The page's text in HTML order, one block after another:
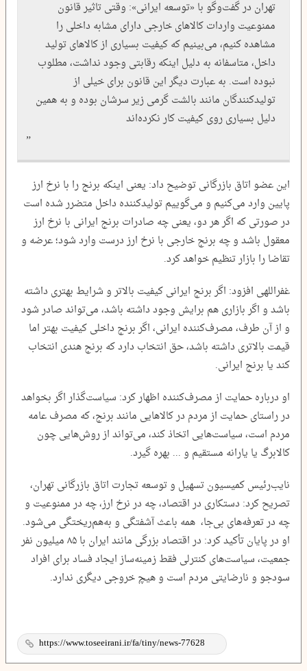
تهران در گفت‌وگو با «توسعه ایرانی»: وقتی تاثیر قانون
ممنوعیت واردات کالاهای خارجی دارای مشابه داخلی را
مشاهده کنیم، می‌بینیم که کیفیت بسیاری از کالاهای تولید
داخل، متاسفانه به دلیل اینکه رقابتی وجود نداشت، مطلوب
نبوده است. به عبارت دیگر این قانون برای خیلی از
تولیدکنندگان مانند بالشت گرمی زیر سرشان بوده و به همین
دلیل بسیاری روی کیفیت کار نکرده‌اند
این عضو اتاق بازرگانی توضیح داد: یعنی اینکه برنج را با نرخ ارز
پایین وارد می‌کنیم و می‌گوییم تولیدکننده داخل متضرر شده است
در صورتی که اگر هر دو، یعنی چه صادرات برنج ایرانی با نرخ ارز
معقول باشد و چه برنج خارجی با نرخ ارز درست وارد شود؛ عرضه و
تقاضا را بازار تنظیم خواهد کرد.
غفراللهی افزود: اگر برنج ایرانی کیفیت بالاتر و شرایط بهتری داشته
باشد و اگر بازاری هم برایش وجود داشته باشد، می‌تواند صادر شود
و از آن طرف، مصرف‌کننده ایرانی، اگر برنج داخلی کیفیت بهتر اما
قیمت بالاتری داشته باشد، حق انتخاب دارد که برنج هندی انتخاب
کند یا برنج ایرانی.
او درباره حمایت از مصرف‌کننده اظهار کرد: سیاست‌گذار اگر بخواهد
در راستای حمایت از مردم در کالاهایی مانند برنج، که مصرف عامه
مردم است، سیاست‌هایی اتخاذ کند، می‌تواند از روش‌هایی چون
کالابرگ یا یارانه مستقیم و ... بهره گیرد.
نایب‌رئیس کمیسیون تسهیل و توسعه تجارت اتاق بازرگانی تهران،
تصریح کرد: دستکاری در اقتصاد، چه در نرخ ارز، چه در ممنوعیت و
چه در تعرفه‌های بی‌جا، همه باعث آشفتگی و به‌هم‌ریختگی می‌شود.
او در پایان تأکید کرد: در اقتصاد بزرگی مانند ایران با ۸۵ میلیون نفر
جمعیت، سیاست‌های کنترلی فقط زمینه‌ساز ایجاد فساد برای افراد
سودجو و نارضایتی مردم است و هیچ خروجی دیگری ندارد‌.